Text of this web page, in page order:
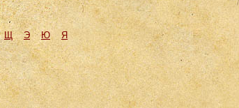
Щ Э Ю Я